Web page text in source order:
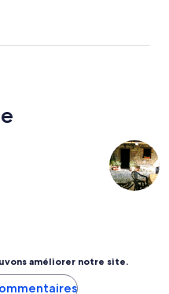
de vacaciones en
améliorer notre site.